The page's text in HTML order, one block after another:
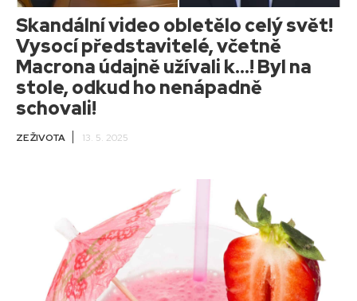
Skandální video obletělo celý svět!
Vysocí představitelé, včetně
Macrona údajně užívali k…! Byl na
stole, odkud ho nenápadně
schovali!
ZE ŽIVOTA 13. 5. 2025